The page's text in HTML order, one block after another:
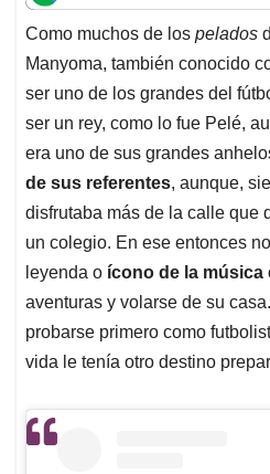
t
s
A
p
p
e
b
o
o
k
k
e
d
I
n
i
l
e
a
d
s
Como muchos de los pelados
Manyoma, también conocido
ser uno de los grandes del
ser un rey, como lo fue Pelé,
era uno de sus grandes
de sus referentes, aunque,
disfrutaba más de la calle que
un colegio. En ese entonces
leyenda o ícono de la música
aventuras y volarse de su
probarse primero como
vida le tenía otro destino